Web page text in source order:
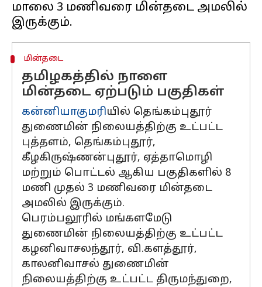
மாலை 3 மணிவரை மின்தடை அமலில்
மின்தடை
தமிழகத்தில் நாளை
மின்தடை ஏற்படும் பகுதிகள்
கன்னியாகுமரியில் தெங்கம்புதூர்
துணைமின் நிலையத்திற்கு உட்பட்ட
புத்தளம், தெங்கம்புதூர்,
கீழகிருஷ்ணன்புதூர், ஏத்தாமொழி
மற்றும் பொட்டல் ஆகிய பகுதிகளில் 8
மணி முதல் 3 மணிவரை மின்தடை
அமலில் இருக்கும்.
பெரம்பலூரில் மங்களமேடு
துணைமின் நிலையத்திற்கு உட்பட்ட
கழனிவாசலந்தூர், வி.களத்தூர்,
காலனிவாசல் துணைமின்
நிலையத்திற்கு உட்பட்ட திருமந்துறை,